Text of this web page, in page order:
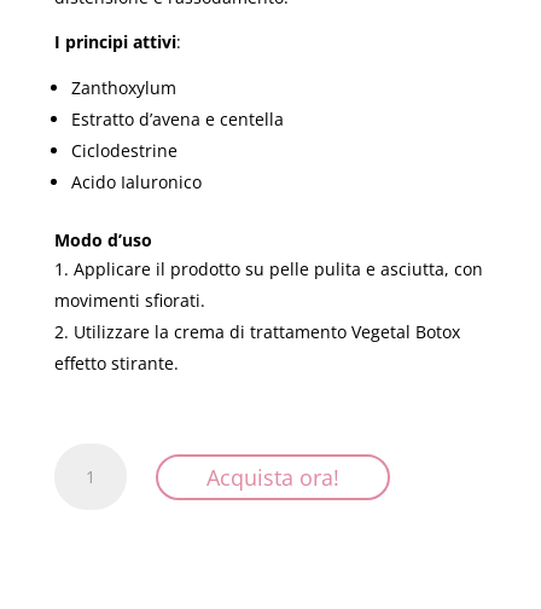
I principi attivi:
Zanthoxylum
Estratto d’avena e centella
Ciclodestrine
Acido Ialuronico
Modo d’uso
Applicare il prodotto su pelle pulita e asciutta, con
movimenti sfiorati.
Utilizzare la crema di trattamento Vegetal Botox
effetto stirante.
Antiage
Acquista ora!